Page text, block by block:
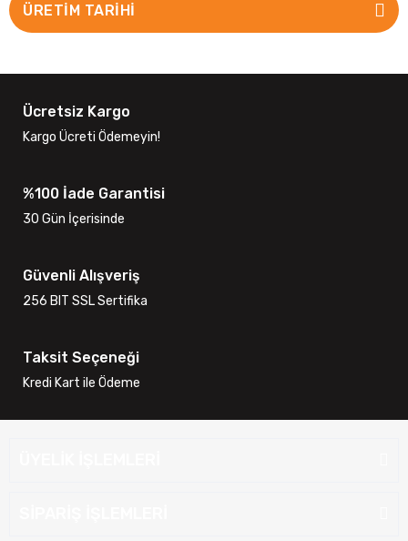
ÜRETİM TARİHİ
Ücretsiz Kargo
Kargo Ücreti Ödemeyin!
%100 İade Garantisi
30 Gün İçerisinde
Güvenli Alışveriş
256 BIT SSL Sertifika
Taksit Seçeneği
Kredi Kart ile Ödeme